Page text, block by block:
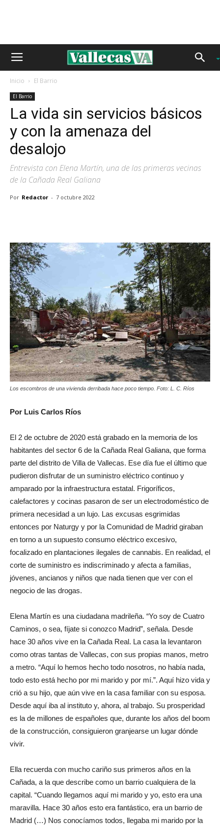
Inicio El Barrio
El Barrio
La vida sin servicios básicos
y con la amenaza del
desalojo
Entrevista con Elena Martín, una de las primeras vecinas
de la Cañada Real Galiana
Por Redactor - 7 octubre 2022
Los escombros de una vivienda derribada hace poco tiempo. Foto: L. C. Ríos
Por Luis Carlos Ríos
El 2 de octubre de 2020 está grabado en la memoria de los
habitantes del sector 6 de la Cañada Real Galiana, que forma
parte del distrito de Villa de Vallecas. Ese día fue el último que
pudieron disfrutar de un suministro eléctrico continuo y
amparado por la infraestructura estatal. Frigoríficos,
calefactores y cocinas pasaron de ser un electrodoméstico de
primera necesidad a un lujo. Las excusas esgrimidas
entonces por Naturgy y por la Comunidad de Madrid giraban
en torno a un supuesto consumo eléctrico excesivo,
focalizado en plantaciones ilegales de cannabis. En realidad, el
corte de suministro es indiscriminado y afecta a familias,
jóvenes, ancianos y niños que nada tienen que ver con el
negocio de las drogas.
Elena Martín es una ciudadana madrileña. “Yo soy de Cuatro
Caminos, o sea, fíjate si conozco Madrid”, señala. Desde
hace 30 años vive en la Cañada Real. La casa la levantaron
como otras tantas de Vallecas, con sus propias manos, metro
a metro. “Aquí lo hemos hecho todo nosotros, no había nada,
todo esto está hecho por mi marido y por mí.”. Aquí hizo vida y
crió a su hijo, que aún vive en la casa familiar con su esposa.
Desde aquí iba al instituto y, ahora, al trabajo. Su prosperidad
es la de millones de españoles que, durante los años del boom
de la construcción, consiguieron granjearse un lugar dónde
vivir.
Ella recuerda con mucho cariño sus primeros años en la
Cañada, a la que describe como un barrio cualquiera de la
capital. “Cuando llegamos aquí mi marido y yo, esto era una
maravilla. Hace 30 años esto era fantástico, era un barrio de
Madrid (…) Nos conocíamos todos, llegaba mi marido por la